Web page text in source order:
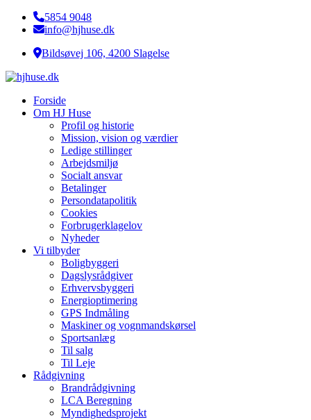
5854 9048
info@hjhuse.dk
Bildsøvej 106, 4200 Slagelse
Forside
Om HJ Huse
Profil og historie
Mission, vision og værdier
Ledige stillinger
Arbejdsmiljø
Socialt ansvar​
Betalinger
Persondatapolitik
Cookies
Forbrugerklagelov
Nyheder
Vi tilbyder
Boligbyggeri
Dagslysrådgiver
Erhvervsbyggeri
Energioptimering
GPS Indmåling
Maskiner og vognmandskørsel
Sportsanlæg
Til salg
Til Leje
Rådgivning
Brandrådgivning
LCA Beregning
Myndighedsprojekt